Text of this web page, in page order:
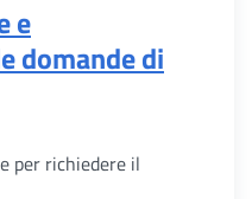
e
domande di
per richiedere il